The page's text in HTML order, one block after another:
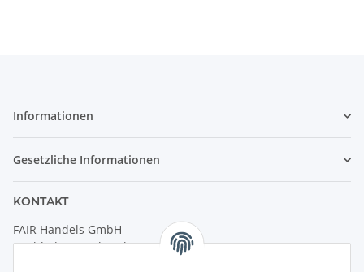
Informationen
Gesetzliche Informationen
KONTAKT
FAIR Handels GmbH
(Weltladen Innsbruck)